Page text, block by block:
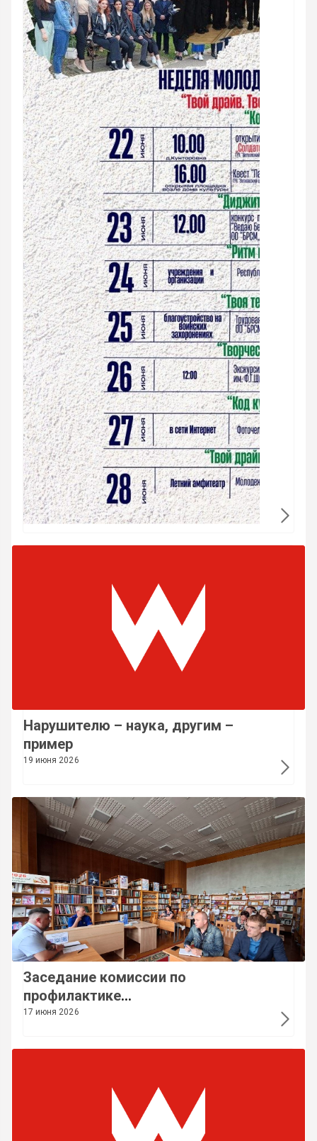
Нарушителю – наука, другим –
пример
19 июня 2026
Заседание комиссии по
профилактике
производственного травматизма:
17 июня 2026